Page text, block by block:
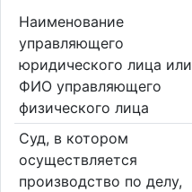
Наименование
управляющего
юридического лица или
ФИО управляющего
физического лица
Суд, в котором
осуществляется
производство по делу,